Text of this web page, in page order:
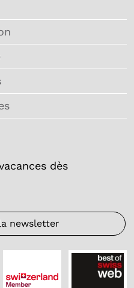
dès
newsletter